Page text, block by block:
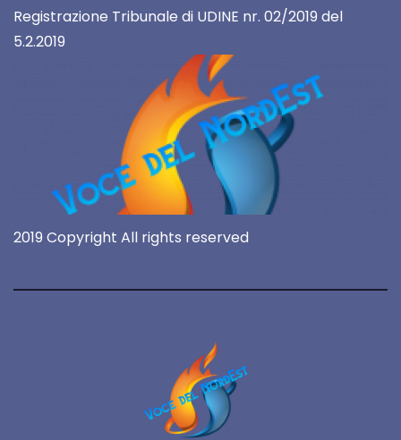
Registrazione Tribunale di UDINE nr. 02/2019 del
5.2.2019
2019 Copyright All rights reserved